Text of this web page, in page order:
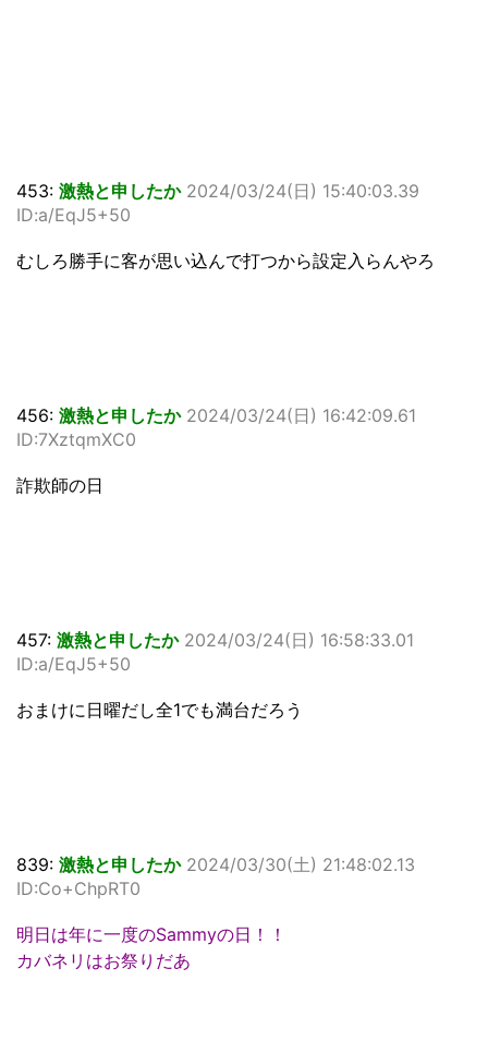
453: 激熱と申したか 2024/03/24(日) 15:40:03.39
ID:a/EqJ5+50
むしろ勝手に客が思い込んで打つから設定入らんやろ
456: 激熱と申したか 2024/03/24(日) 16:42:09.61
ID:7XztqmXC0
詐欺師の日
457: 激熱と申したか 2024/03/24(日) 16:58:33.01
ID:a/EqJ5+50
おまけに日曜だし全1でも満台だろう
839: 激熱と申したか 2024/03/30(土) 21:48:02.13
ID:Co+ChpRT0
明日は年に一度のSammyの日！！
カバネリはお祭りだあ